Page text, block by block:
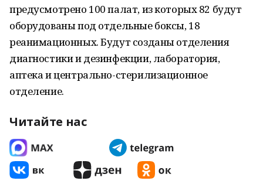
предусмотрено 100 палат, из которых 82 будут
оборудованы под отдельные боксы, 18
реанимационных. Будут созданы отделения
диагностики и дезинфекции, лаборатория,
аптека и центрально-стерилизационное
отделение.
Читайте нас